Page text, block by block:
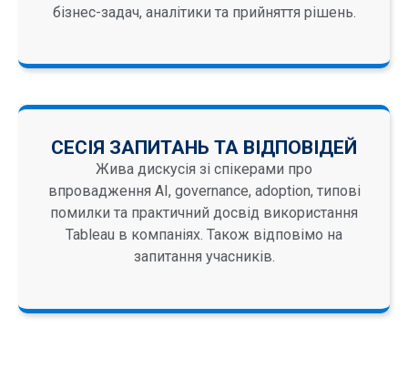
бізнес-задач, аналітики та прийняття рішень.
СЕСІЯ ЗАПИТАНЬ ТА ВІДПОВІДЕЙ
Жива дискусія зі спікерами про
впровадження AI, governance, adoption, типові
помилки та практичний досвід використання
Tableau в компаніях. Також відповімо на
запитання учасників.